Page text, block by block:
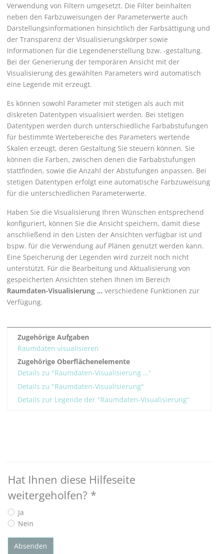
Verwendung von Filtern umgesetzt. Die Filter beinhalten
neben den Farbzuweisungen der Parameterwerte auch
Darstellungsinformationen hinsichtlich der Farbsättigung und
der Transparenz der Visualisierungskörper sowie
Informationen für die Legendenerstellung bzw. -gestaltung.
Bei der Generierung der temporären Ansicht mit der
Visualisierung des gewählten Parameters wird automatisch
eine Legende mit erzeugt.
Es können sowohl Parameter mit stetigen als auch mit
diskreten Datentypen visualisiert werden. Bei stetigen
Datentypen werden durch unterschiedliche Farbabstufungen
für bestimmte Wertebereiche des Parameters wertende
Skalen erzeugt, deren Gestaltung Sie steuern können. Sie
können die Farben, zwischen denen die Farbabstufungen
stattfinden, sowie die Anzahl der Abstufungen anpassen. Bei
stetigen Datentypen erfolgt eine automatische Farbzuweisung
für die unterschiedlichen Parameterwerte.
Haben Sie die Visualisierung Ihren Wünschen entsprechend
konfiguriert, können Sie die Ansicht speichern, damit diese
anschließend in den Listen der Ansichten verfügbar ist und
bspw. für die Verwendung auf Plänen genutzt werden kann.
Eine Speicherung der Legenden wird zurzeit noch nicht
unterstützt. Für die Bearbeitung und Aktualisierung von
gespeicherten Ansichten stehen Ihnen im Bereich
Raumdaten-Visualisierung … verschiedene Funktionen zur
Verfügung.
Zugehörige Aufgaben
Raumdaten visualisieren
Zugehörige Oberflächenelemente
Details zu "Raumdaten-Visualisierung …"
Details zu "Raumdaten-Visualisierung"
Details zur Legende der "Raumdaten-Visualisierung"
Hat Ihnen diese Hilfeseite
weitergeholfen? *
Ja
Nein
Absenden